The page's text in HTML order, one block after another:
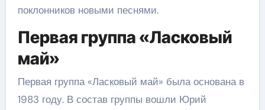
поклонников новыми песнями.
Первая группа «Ласковый
май»
Первая группа «Ласковый май» была основана в
1983 году. В состав группы вошли Юрий